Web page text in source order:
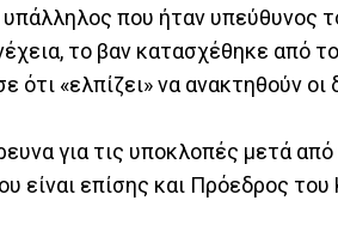
που ήταν υπεύθυνος
το βαν κατασχέθηκε από
ότι «ελπίζει» να ανακτηθούν
για τις υποκλοπές μετά
είναι επίσης και Πρόεδρος